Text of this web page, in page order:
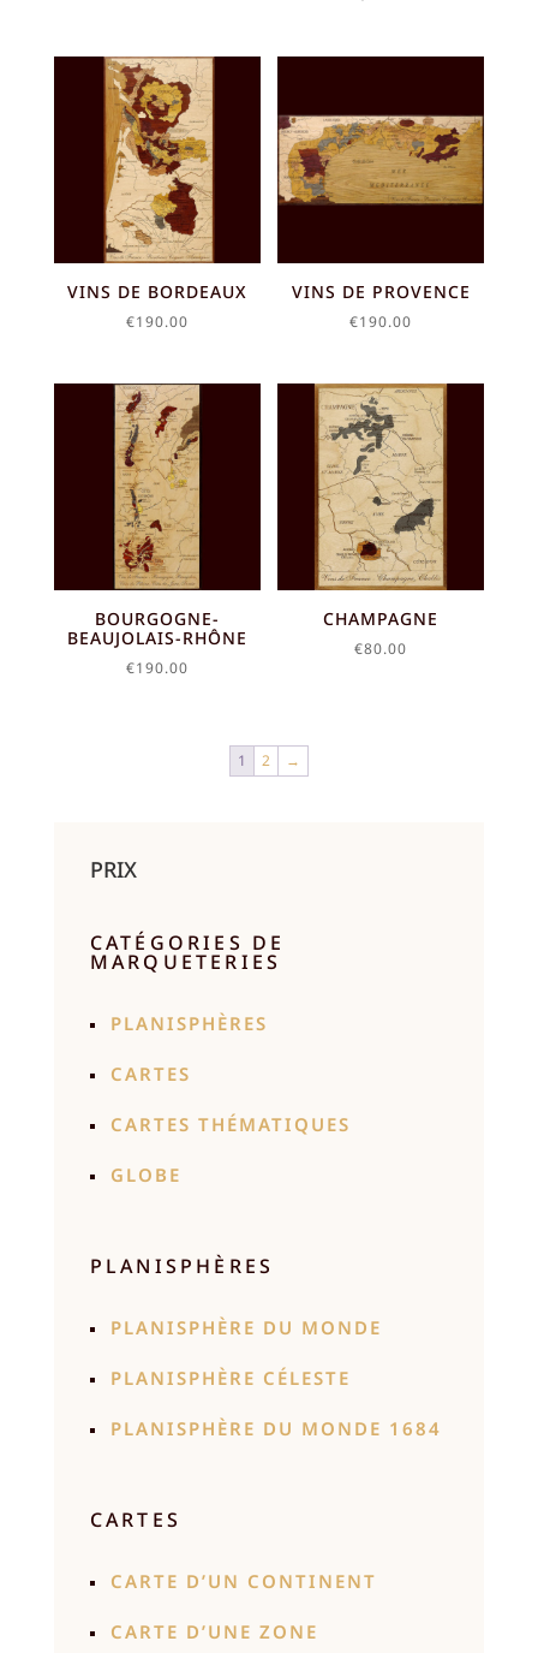
VINS DE BORDEAUX
€190.00
VINS DE PROVENCE
€190.00
BOURGOGNE-
BEAUJOLAIS-RHÔNE
€190.00
CHAMPAGNE
€80.00
1 2 →
PRIX
CATÉGORIES DE
MARQUETERIES
PLANISPHÈRES
CARTES
CARTES THÉMATIQUES
GLOBE
PLANISPHÈRES
PLANISPHÈRE DU MONDE
PLANISPHÈRE CÉLESTE
PLANISPHÈRE DU MONDE 1684
CARTES
CARTE D’UN CONTINENT
CARTE D’UNE ZONE